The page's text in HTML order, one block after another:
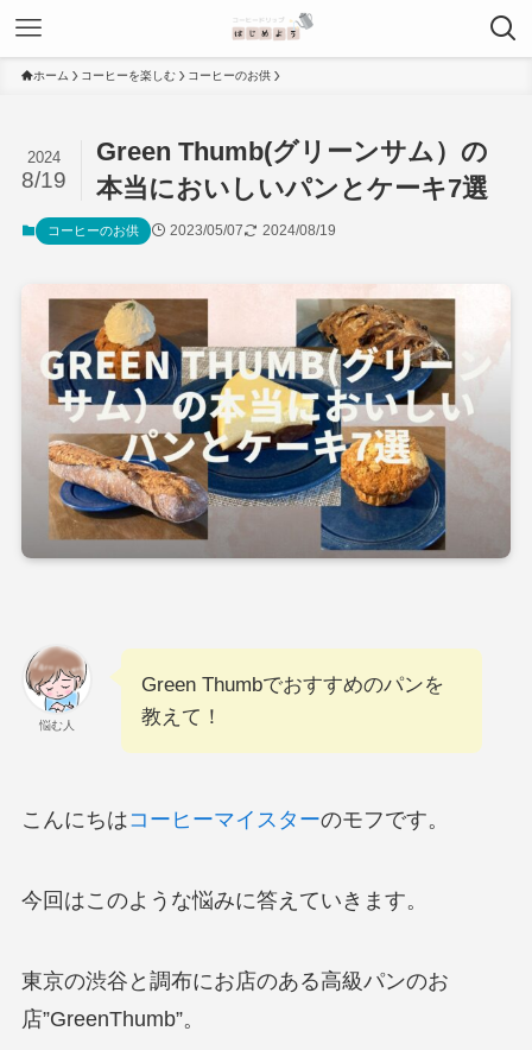
ホーム コーヒーを楽しむ コーヒーのお供
Green Thumb(グリーンサム）の
本当においしいパンとケーキ7選
2024
8/19
コーヒーのお供 2023/05/07 2024/08/19
悩む人
Green Thumbでおすすめのパンを
教えて！
こんにちはコーヒーマイスターのモフです。
今回はこのような悩みに答えていきます。
東京の渋谷と調布にお店のある高級パンのお
店”GreenThumb”。